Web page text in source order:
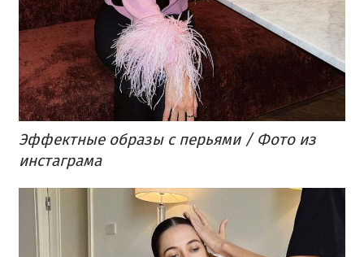
Эффектные образы с перьями / Фото из
инстаграма